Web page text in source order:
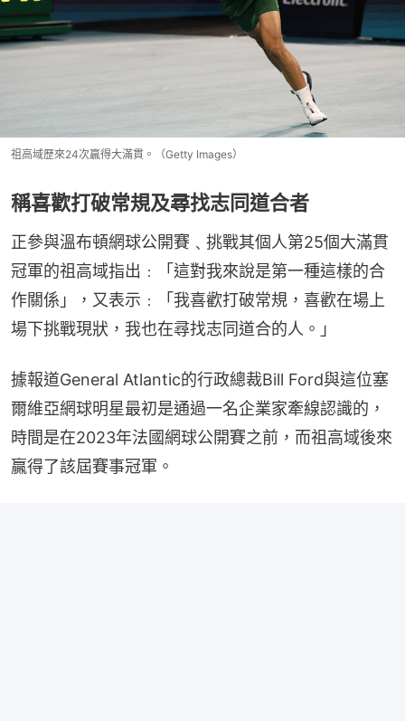
祖高域歷來24次贏得大滿貫。（Getty Images）
稱喜歡打破常規及尋找志同道合者
正參與溫布頓網球公開賽﹑挑戰其個人第25個大滿貫
冠軍的祖高域指出﹕「這對我來說是第一種這樣的合
作關係」，又表示﹕「我喜歡打破常規，喜歡在場上
場下挑戰現狀，我也在尋找志同道合的人。」
據報道General Atlantic的行政總裁Bill Ford與這位塞
爾維亞網球明星最初是通過一名企業家牽線認識的，
時間是在2023年法國網球公開賽之前，而祖高域後來
贏得了該屆賽事冠軍。